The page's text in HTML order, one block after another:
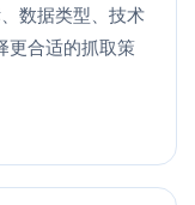
数据类型、技术
更合适的抓取策